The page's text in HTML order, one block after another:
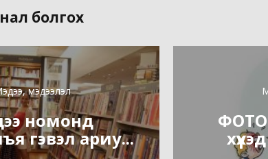
болгох
мэдээлэл
номонд
гэвэл ариу...